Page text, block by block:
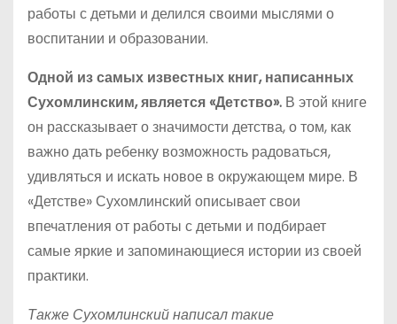
работы с детьми и делился своими мыслями о
воспитании и образовании.
Одной из самых известных книг, написанных
Сухомлинским, является «Детство». В этой книге
он рассказывает о значимости детства, о том, как
важно дать ребенку возможность радоваться,
удивляться и искать новое в окружающем мире. В
«Детстве» Сухомлинский описывает свои
впечатления от работы с детьми и подбирает
самые яркие и запоминающиеся истории из своей
практики.
Также Сухомлинский написал такие